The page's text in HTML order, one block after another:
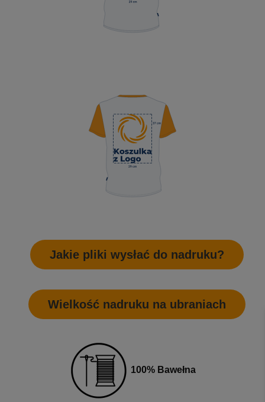
Jakie pliki wysłać do nadruku?
Wielkość nadruku na ubraniach
100% Bawełna